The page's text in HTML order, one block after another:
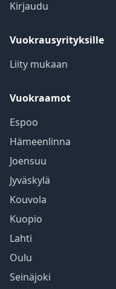
Kirjaudu
Vuokrausyrityksille
Liity mukaan
Vuokraamot
Espoo
Hämeenlinna
Joensuu
Jyväskylä
Kouvola
Kuopio
Lahti
Oulu
Seinäjoki